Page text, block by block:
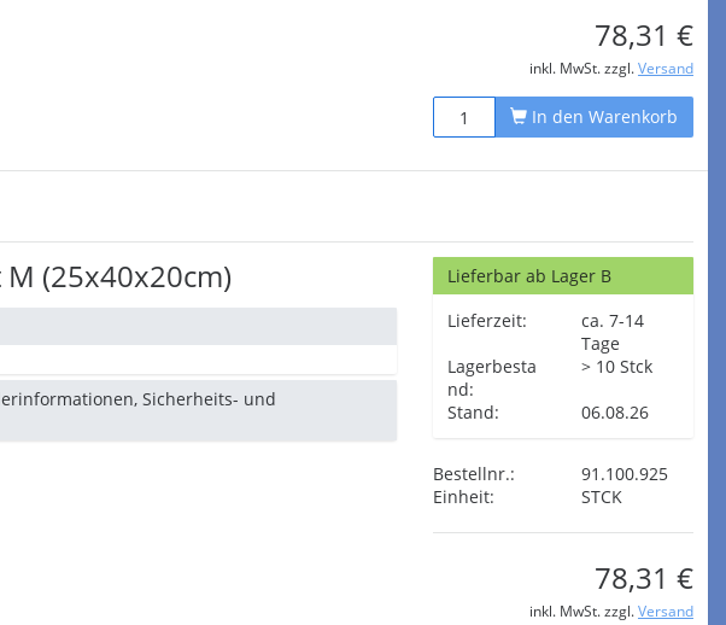
78,31 €
inkl. MwSt. zzgl. Versand
In den Warenkorb
(25x40x20cm)
Sicherheits- und
Lieferbar ab Lager B
Lieferzeit:
ca. 7-14
Tage
Lagerbesta
nd:
> 10 Stck
Stand:
06.08.26
Bestellnr.:
91.100.925
Einheit:
STCK
78,31 €
inkl. MwSt. zzgl. Versand